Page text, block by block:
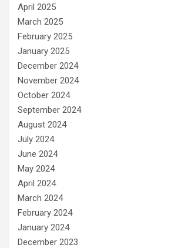
April 2025
March 2025
February 2025
January 2025
December 2024
November 2024
October 2024
September 2024
August 2024
July 2024
June 2024
May 2024
April 2024
March 2024
February 2024
January 2024
December 2023